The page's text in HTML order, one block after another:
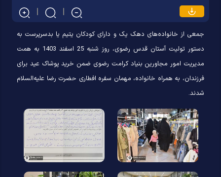
جمعی از خانواده‌های دهک یک و دارای کودکان یتیم یا بدسرپرست به
دستور تولیت آستان قدس رضوی، روز شنبه 25 اسفند 1403 به همت
مدیریت امور مجاورین بنیاد کرامت رضوی ضمن خرید پوشاک عید برای
فرزندان، به همراه خانواده، مهمان سفره افطاری حضرت رضا علیه‌السلام
شدند.